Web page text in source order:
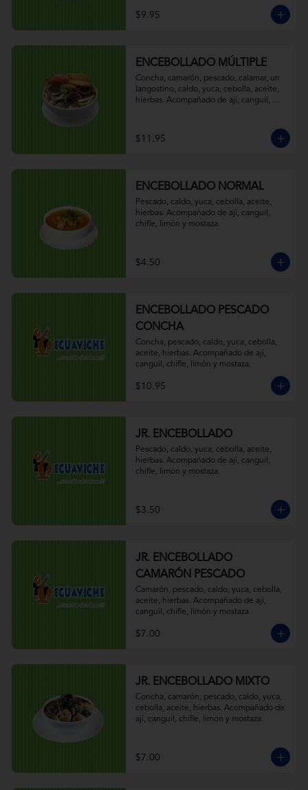
$9.95
ENCEBOLLADO MÚLTIPLE
Concha, camarón, pescado, calamar, un
langostino, caldo, yuca, cebolla, aceite,
hierbas. Acompañado de ají, canguil,
$11.95
ENCEBOLLADO NORMAL
Pescado, caldo, yuca, cebolla, aceite,
hierbas. Acompañado de ají, canguil,
chifle, limón y mostaza.
$4.50
ENCEBOLLADO PESCADO
CONCHA
Concha, pescado, caldo, yuca, cebolla,
aceite, hierbas. Acompañado de ají,
canguil, chifle, limón y mostaza.
$10.95
JR. ENCEBOLLADO
Pescado, caldo, yuca, cebolla, aceite,
hierbas. Acompañado de ají, canguil,
chifle, limón y mostaza.
$3.50
JR. ENCEBOLLADO
CAMARÓN PESCADO
Camarón, pescado, caldo, yuca, cebolla,
aceite, hierbas. Acompañado de ají,
canguil, chifle, limón y mostaza
$7.00
JR. ENCEBOLLADO MIXTO
Concha, camarón, pescado, caldo, yuca,
cebolla, aceite, hierbas. Acompañado de
ají, canguil, chifle, limón y mostaza.
$7.00